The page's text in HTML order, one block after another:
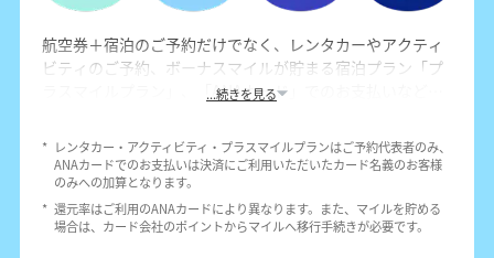
航空券＋宿泊のご予約だけでなく、レンタカーやアクティ
ビティのご予約、ボーナスマイルが貯まる宿泊プラン「プ
ラスマイルプラン」、「ANAカード」でのお支払いなど、
レンタカーやアクティビティでは100円につき1マイル、プ
ラスマイルプランでは1泊あたり最大2,000マイルを貯める
ことが可能です。旅行代金をANAカードで支払えば、さら
にマイルが貯まります。
...続きを見る
* レンタカー・アクティビティ・プラスマイルプランはご予約代表者のみ、
ANAカードでのお支払いは決済にご利用いただいたカード名義のお客様
のみへの加算となります。
* 還元率はご利用のANAカードにより異なります。また、マイルを貯める
場合は、カード会社のポイントからマイルへ移行手続きが必要です。